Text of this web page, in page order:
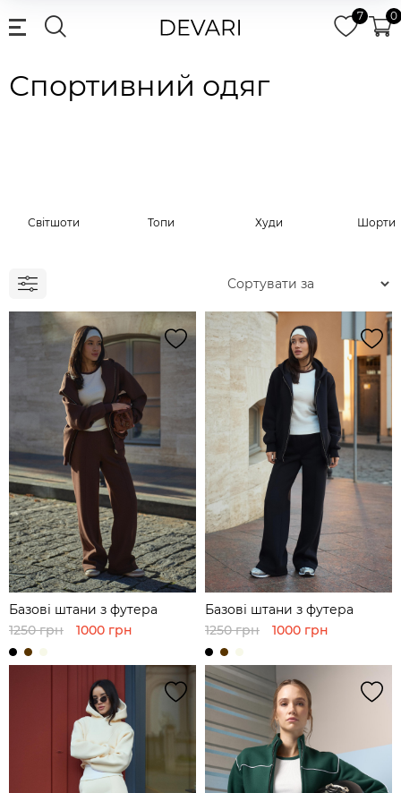
7 0
Спортивний одяг
Світшоти Топи Худи Шорти
Базові штани з футера
1250 грн
1000 грн
Базові штани з футера
1250 грн
1000 грн